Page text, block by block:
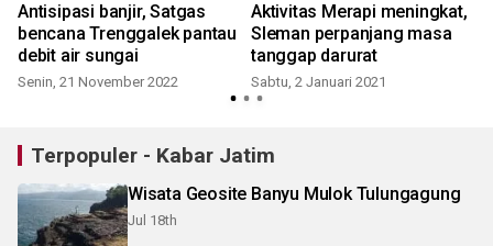
Antisipasi banjir, Satgas
bencana Trenggalek pantau
debit air sungai
Senin, 21 November 2022
Aktivitas Merapi meningkat,
Sleman perpanjang masa
tanggap darurat
Sabtu, 2 Januari 2021
Terpopuler - Kabar Jatim
Wisata Geosite Banyu Mulok Tulungagung
Jul 18th